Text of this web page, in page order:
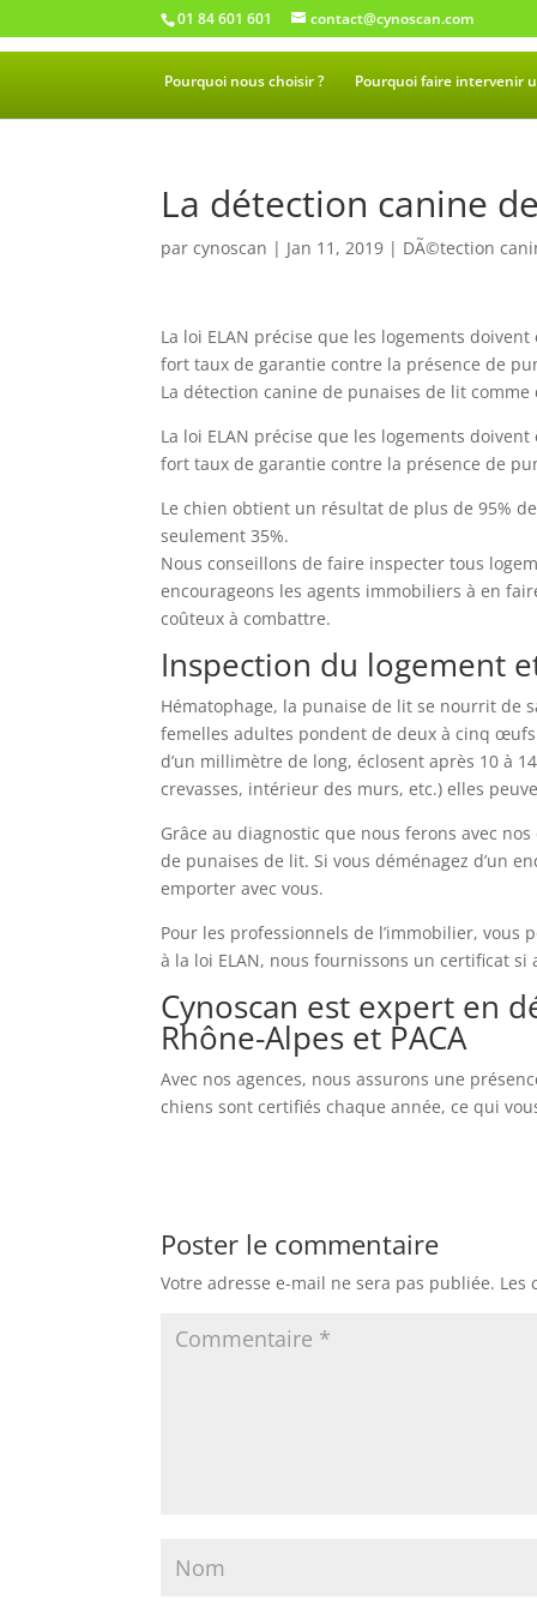
01 84 601 601 contact@cynoscan.com
Pourquoi nous choisir ? Pourquoi faire intervenir
La détection canine
parcynoscan | Jan 11, 2019 | DÃ©tection
La loi ELAN précise que les logements
fort taux de garantie contre la présence de
La détection canine de punaises de lit comme
La loi ELAN précise que les logements
fort taux de garantie contre la présence de
Le chien obtient un résultat de plus de 95%
seulement 35%.
Nous conseillons de faire inspecter tous
encourageons les agents immobiliers à en
coûteux à combattre.
Inspection du logement
Hématophage, la punaise de lit se nourrit de
femelles adultes pondent de deux à cinq
d’un millimètre de long, éclosent après 10 à
crevasses, intérieur des murs, etc.) elles
Grâce au diagnostic que nous ferons avec
de punaises de lit. Si vous déménagez d’un
emporter avec vous.
Pour les professionnels de l’immobilier,
à la loi ELAN, nous fournissons un certificat si
Cynoscan est expert en
Rhône-Alpes et PACA
Avec nos agences, nous assurons une
chiens sont certifiés chaque année, ce qui
Poster le commentaire
Votre adresse e-mail ne sera pas publiée. Les